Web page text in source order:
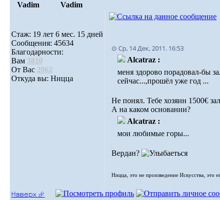
Vadim Vadim
Стаж: 19 лет 6 мес. 15 дней
Сообщения: 45634
Благодарности:
Вам 3810
От Вас 2062
Откуда вы: Ницца
⊙ Ср, 14 Дек, 2011. 16:53
Alcatraz :
меня здорово порадовал-бы
сейчас...,прошёл уже год ...
Не понял. Тебе хозяин 1500€
А на каком основании?
Alcatraz :
мои любимые горы...
Вердан?
Ницца, это не произведение Искусства, это
Наверх ⮵